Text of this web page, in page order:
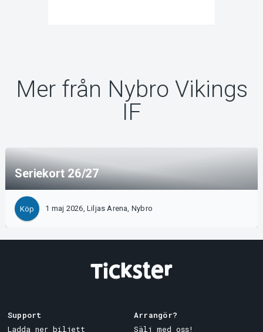
Mer från Nybro Vikings
IF
Seriekort 26/27
Köp 1 maj 2026, Liljas Arena, Nybro
Support
Ladda ner biljett
Arrangör?
Sälj med oss!